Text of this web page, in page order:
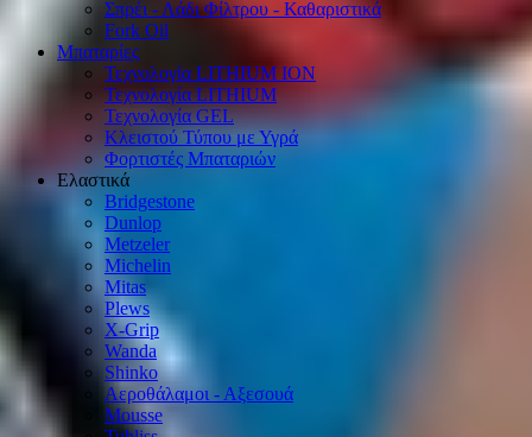
Σπρέι - Λάδι Φίλτρου - Καθαριστικά
Fork Oil
Μπαταρίες
Τεχνολογία LITHIUM ION
Τεχνολογία LITHIUM
Τεχνολογία GEL
Κλειστού Τύπου με Υγρά
Φορτιστές Μπαταριών
Ελαστικά
Bridgestone
Dunlop
Metzeler
Michelin
Mitas
Plews
X-Grip
Wanda
Shinko
Αεροθάλαμοι - Αξεσουά
Mousse